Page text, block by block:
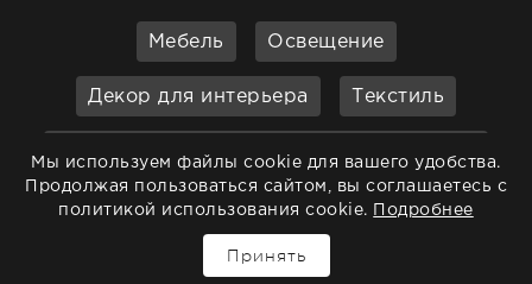
Мебель Освещение
Декор для интерьера Текстиль
Кухонные принадлежности и
аксессуары
Ванная Садовая мебель
Мы используем файлы cookie для вашего удобства.
Продолжая пользоваться сайтом, вы соглашаетесь с
политикой использования cookie.
Подробнее
Принять